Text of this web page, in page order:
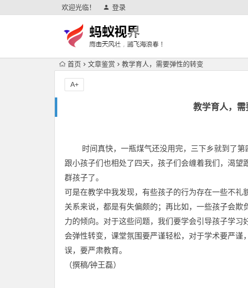
欢迎光临！ 登录
首页 文章鉴赏 教学育人，需要弹性的转变
教学育人，
A+
时间真快，一瓶煤气还没用完，三下乡就到了第
跟小孩子们也相处了四天，孩子们会缠着我们，渴
群孩子了。
可是在教学中我发现，有些孩子的行为存在一些不
关系来说，都是有失偏颇的；再比如，一些孩子会
力的倾向。对于这些问题，我们要学会引导孩子学
会弹性转变，课堂氛围要严谨轻松，对于学术要严
误，要严肃教育。
（撰稿/钟王磊）